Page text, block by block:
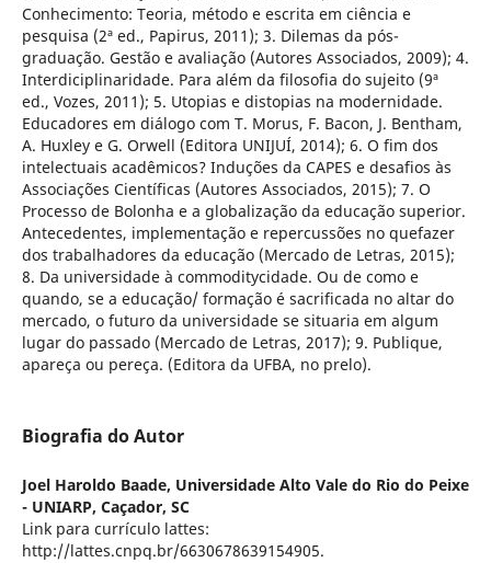
Conhecimento: Teoria, método e escrita em ciência e
pesquisa (2ª ed., Papirus, 2011); 3. Dilemas da pós-
graduação. Gestão e avaliação (Autores Associados, 2009); 4.
Interdiciplinaridade. Para além da filosofia do sujeito (9ª
ed., Vozes, 2011); 5. Utopias e distopias na modernidade.
Educadores em diálogo com T. Morus, F. Bacon, J. Bentham,
A. Huxley e G. Orwell (Editora UNIJUÍ, 2014); 6. O fim dos
intelectuais acadêmicos? Induções da CAPES e desafios às
Associações Científicas (Autores Associados, 2015); 7. O
Processo de Bolonha e a globalização da educação superior.
Antecedentes, implementação e repercussões no quefazer
dos trabalhadores da educação (Mercado de Letras, 2015);
8. Da universidade à commoditycidade. Ou de como e
quando, se a educação/ formação é sacrificada no altar do
mercado, o futuro da universidade se situaria em algum
lugar do passado (Mercado de Letras, 2017); 9. Publique,
apareça ou pereça. (Editora da UFBA, no prelo).
Biografia do Autor
Joel Haroldo Baade, Universidade Alto Vale do Rio do Peixe
- UNIARP, Caçador, SC
Link para currículo lattes:
http://lattes.cnpq.br/6630678639154905.